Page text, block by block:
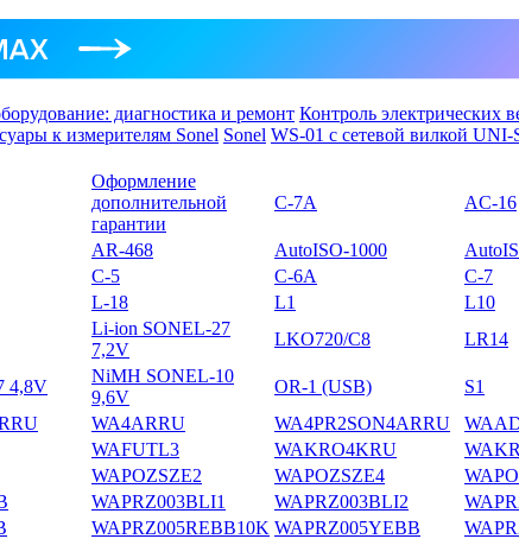
диагностика и ремонт Контроль электрических
к измерителям Sonel Sonel WS-01 с сетевой вилкой
Оформление
дополнительной
гарантии
С-7A AC-16
AR-468 AutoISO-1000
C-5 C-6A C-7
L-18 L1 L10
Li-ion SONEL-27
7,2V
LKO720/C8 LR14
4,8V
NiMH SONEL-10
9,6V
OR-1 (USB) S1
WA4ARRU WA4PR2SON4ARRU
WAFUTL3 WAKRO4KRU
WAPOZSZE2 WAPOZSZE4
WAPRZ003BLI1 WAPRZ003BLI2
WAPRZ005REBB10K WAPRZ005YEBB